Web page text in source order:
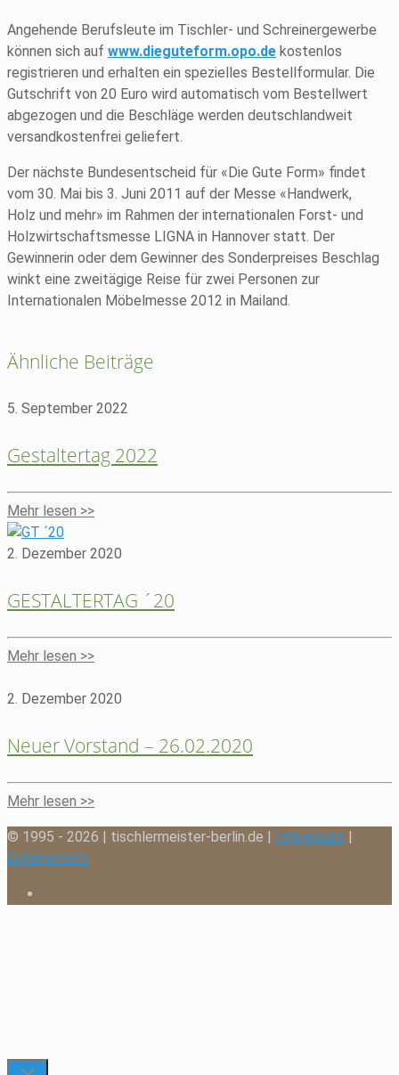
Angehende Berufsleute im Tischler- und Schreinergewerbe
können sich auf www.dieguteform.opo.de kostenlos
registrieren und erhalten ein spezielles Bestellformular. Die
Gutschrift von 20 Euro wird automatisch vom Bestellwert
abgezogen und die Beschläge werden deutschlandweit
versandkostenfrei geliefert.
Der nächste Bundesentscheid für «Die Gute Form» findet
vom 30. Mai bis 3. Juni 2011 auf der Messe «Handwerk,
Holz und mehr» im Rahmen der internationalen Forst- und
Holzwirtschaftsmesse LIGNA in Hannover statt. Der
Gewinnerin oder dem Gewinner des Sonderpreises Beschlag
winkt eine zweitägige Reise für zwei Personen zur
Internationalen Möbelmesse 2012 in Mailand.
Ähnliche Beiträge
5. September 2022
Gestaltertag 2022
Mehr lesen >>
2. Dezember 2020
GESTALTERTAG ´20
Mehr lesen >>
2. Dezember 2020
Neuer Vorstand – 26.02.2020
Mehr lesen >>
© 1995 - 2026 | tischlermeister-berlin.de | Impressum |
Datenschutz